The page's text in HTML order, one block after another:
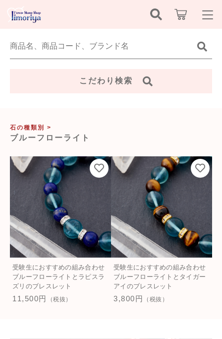
こだわり検索
石の種類別 >
ブルーフローライト
受験生におすすめの組み合わせ
ブルーフローライトとラピスラ
ズリのブレスレット
11,500円 （税抜）
受験生におすすめの組み合わせ
ブルーフローライトとタイガー
アイのブレスレット
3,800円 （税抜）
ログイン / 会員登録
新着商品から探す
セール商品から探す
飯盛屋について
ショッピングガイド
お知らせ
ブログ
人間関係
心身の健康
お守り
その他
子カテゴリ
価格帯
～
その他
在庫あり セール
並び順